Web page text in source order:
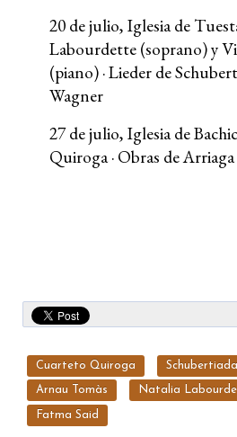
20 de julio, Iglesia de
Labourdette (soprano) y
(piano) · Lieder de
Wagner
27 de julio, Iglesia de
Quiroga · Obras de
Cuarteto Quiroga
Arnau Tomàs Natalia
Fatma Said